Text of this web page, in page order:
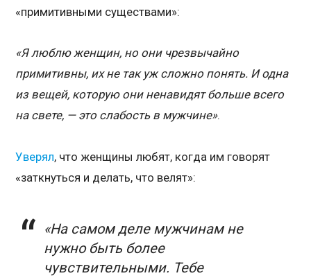
«примитивными существами»:
«Я люблю женщин, но они чрезвычайно
примитивны, их не так уж сложно понять. И одна
из вещей, которую они ненавидят больше всего
на свете, — это слабость в мужчине».
Уверял, что женщины любят, когда им говорят
«заткнуться и делать, что велят»:
«На самом деле мужчинам не
нужно быть более
чувствительными. Тебе